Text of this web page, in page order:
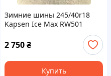
Зимние шины 245/40r18
Kapsen Ice Max RW501
2 750₴
Купить